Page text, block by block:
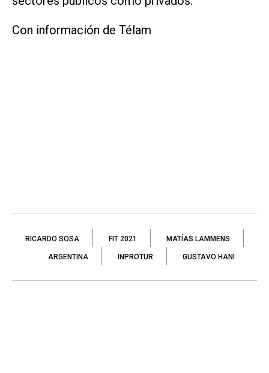
Con información de Télam
RICARDO SOSA FIT 2021 MATÍAS LAMMENS
ARGENTINA INPROTUR GUSTAVO HANI